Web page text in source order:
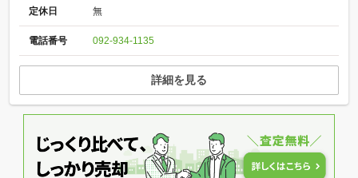
定休日 無
電話番号 092-934-1135
詳細を見る